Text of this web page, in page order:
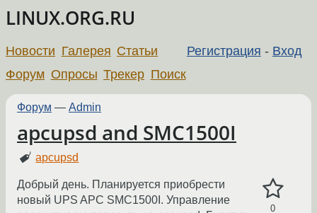
LINUX.ORG.RU
Регистрация - Вход
Новости Галерея Статьи
Форум Опросы Трекер Поиск
Форум — Admin
apcupsd and SMC1500I
apcupsd
0
Добрый день. Планируется приобрести
новый UPS APC SMC1500I. Управление